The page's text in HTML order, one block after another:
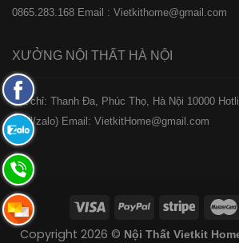
0865.283.168 Email : Vietkithome@gmail.com
XƯỞNG NỘI THẤT HÀ NỘI
️Địa chỉ: Thanh Đa, Phúc Thọ, Hà Nội 10000
(Call/zalo) Email: VietkitHome@gmail.com
Copyright 2026 © Nội Thất Vietkit
Fanpage
Facebook
Zalo:
0865.283.168
Hotline:
0865.283.168
Hotline:
0865.283.168